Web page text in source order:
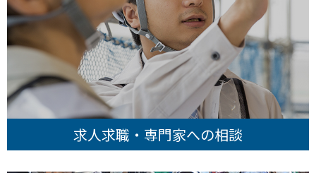
求人求職・専門家への相談